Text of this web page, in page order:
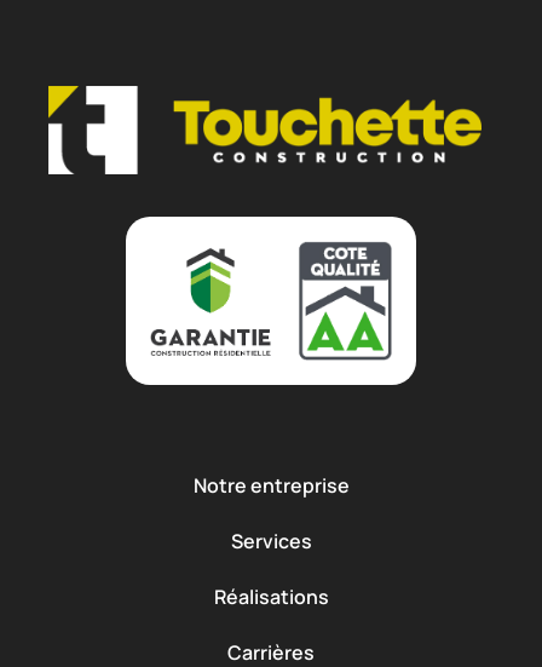
Notre entreprise
Services
Réalisations
Carrières